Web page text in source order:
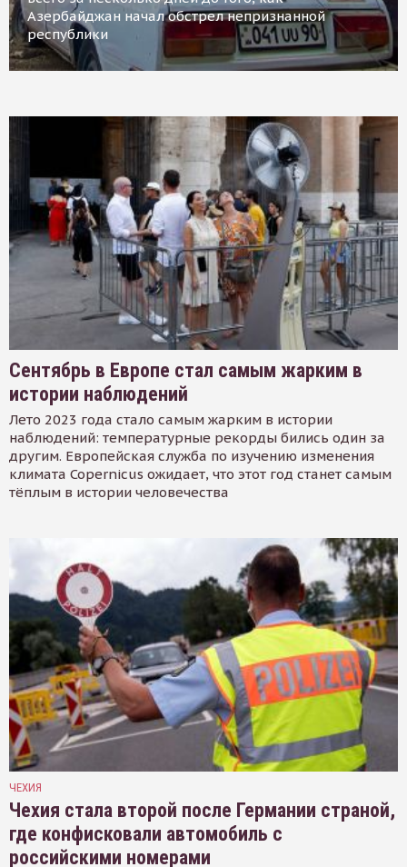
Азербайджан начал обстрел непризнанной
республики
Сентябрь в Европе стал самым жарким в
истории наблюдений
Лето 2023 года стало самым жарким в истории
наблюдений: температурные рекорды бились один за
другим. Европейская служба по изучению изменения
климата Copernicus ожидает, что этот год станет самым
тёплым в истории человечества
ЧЕХИЯ
Чехия стала второй после Германии страной,
где конфисковали автомобиль с
российскими номерами